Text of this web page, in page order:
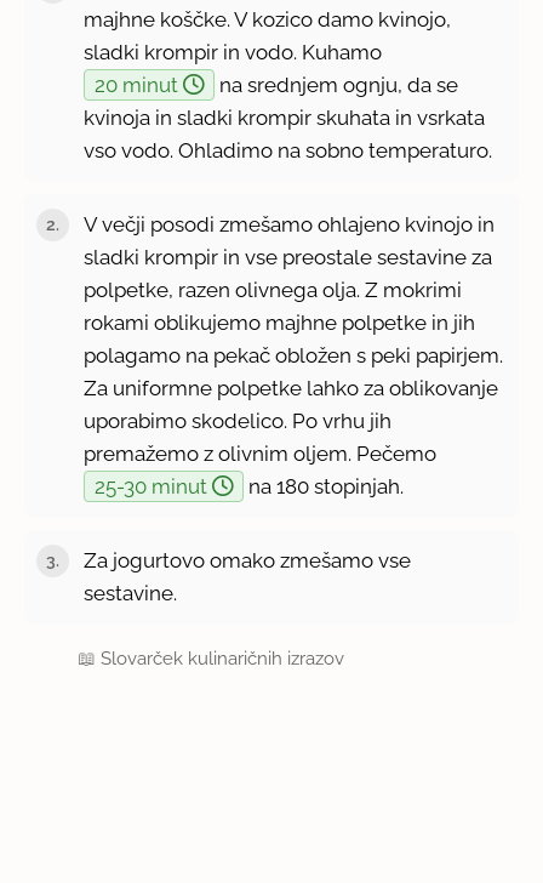
majhne koščke. V kozico damo kvinojo,
sladki krompir in vodo. Kuhamo
20 minut
na srednjem ognju, da se
kvinoja in sladki krompir skuhata in vsrkata
vso vodo. Ohladimo na sobno temperaturo.
V večji posodi zmešamo ohlajeno kvinojo in
sladki krompir in vse preostale sestavine za
polpetke, razen olivnega olja. Z mokrimi
rokami oblikujemo majhne polpetke in jih
polagamo na pekač obložen s peki papirjem.
Za uniformne polpetke lahko za oblikovanje
uporabimo skodelico. Po vrhu jih
premažemo z olivnim oljem. Pečemo
25-30 minut
na 180 stopinjah.
Za jogurtovo omako zmešamo vse
sestavine.
📖Slovarček kulinaričnih izrazov